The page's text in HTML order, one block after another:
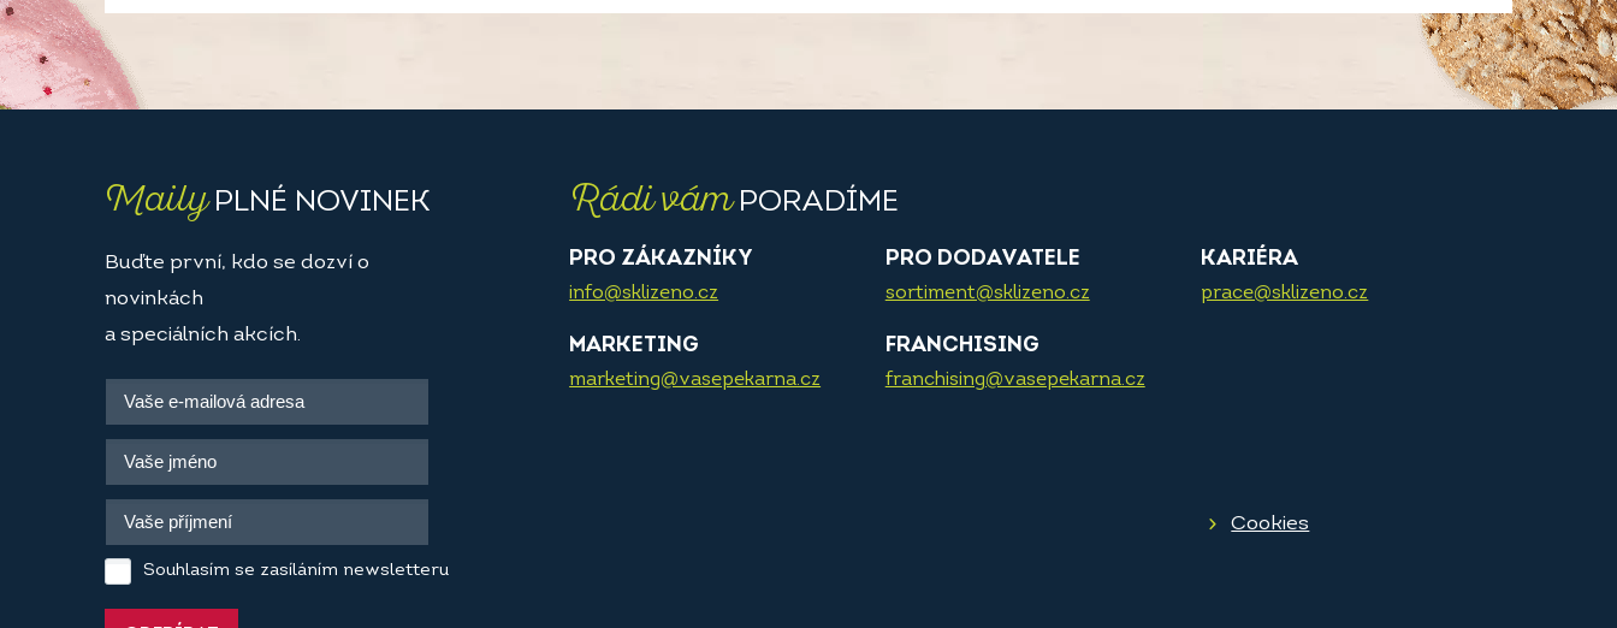
MailyPLNÉ NOVINEK
Buďte první, kdo se dozví o
novinkách
a speciálních akcích.
Souhlasím se zasíláním newsletteru
Rádi vámPORADÍME
PRO ZÁKAZNÍKY
info@sklizeno.cz
PRO DODAVATELE
sortiment@sklizeno.cz
KARIÉRA
prace@sklizeno.cz
MARKETING
marketing@vasepekarna.cz
FRANCHISING
franchising@vasepekarna.cz
Cookies